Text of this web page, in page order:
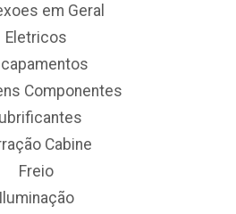
em Geral
Eletricos
Componentes
Cabine
Freio
Iluminação